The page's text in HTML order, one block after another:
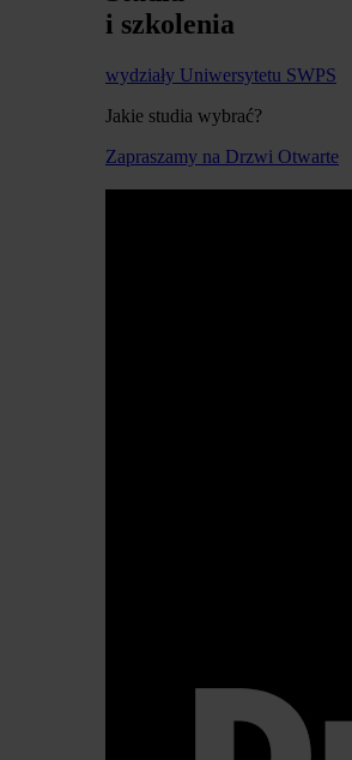
i szkolenia
wydziały Uniwersytetu SWPS
Jakie studia wybrać?
Zapraszamy na Drzwi Otwarte